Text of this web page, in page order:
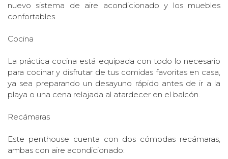
nuevo sistema de aire acondicionado y los muebles
confortables.
Cocina
La práctica cocina está equipada con todo lo necesario
para cocinar y disfrutar de tus comidas favoritas en casa,
ya sea preparando un desayuno rápido antes de ir a la
playa o una cena relajada al atardecer en el balcón.
Recámaras
Este penthouse cuenta con dos cómodas recámaras,
ambas con aire acondicionado: